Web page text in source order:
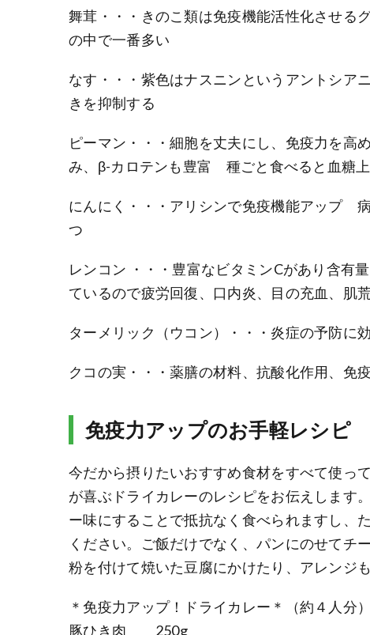
舞茸・・・きのこ類は免疫機能活性化させる
の中で一番多い
なす・・・紫色はナスニンというアントシア
きを抑制する
ピーマン・・・細胞を丈夫にし、免疫力を高
み、β-カロテンも豊富 種ごと食べると血糖
にんにく・・・アリシンで免疫機能アップ
つ
レンコン ・・・豊富なビタミンCがあり含
ているので疲労回復、口内炎、目の充血、
ターメリック（ウコン）・・・炎症の予防に
クコの実・・・薬膳の材料、抗酸化作用、免
免疫力アップのお手軽レシピ
今だから摂りたいおすすめ食材をすべて使っ
が喜ぶドライカレーのレシピをお伝えします
ー味にすることで抵抗なく食べられますし、
ください。ご飯だけでなく、パンにのせてチ
粉を付けて焼いた豆腐にかけたり、アレンジ
＊免疫力アップ！ドライカレー＊（約４人分）
豚ひき肉 250g